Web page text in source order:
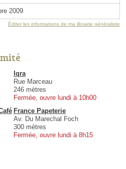
2009
Éditer les informations de ma librairie généraliste
Iqra
Rue Marceau
246 mètres
Fermée, ouvre lundi à 10h00
France Papeterie
Av. Du Marechal Foch
300 mètres
Fermée, ouvre lundi à 8h15